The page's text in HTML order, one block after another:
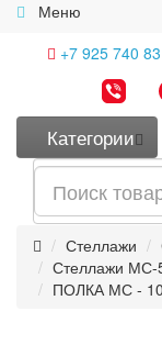
Меню
+7 925 740
Категории
Стеллажи
Стеллажи МС-
ПОЛКА МС -